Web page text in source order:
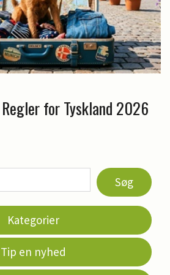
for Tyskland 2026
Søg
Kategorier
Tip en nyhed